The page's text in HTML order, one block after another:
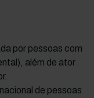
por pessoas com
além de ator
de pessoas